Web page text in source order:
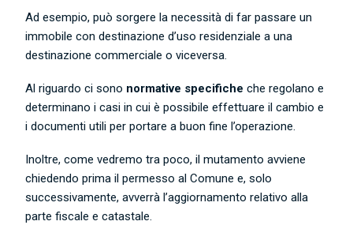
Ad esempio, può sorgere la necessità di far passare un
immobile con destinazione d’uso residenziale a una
destinazione commerciale o viceversa.
Al riguardo ci sono normative specifiche che regolano e
determinano i casi in cui è possibile effettuare il cambio e
i documenti utili per portare a buon fine l’operazione.
Inoltre, come vedremo tra poco, il mutamento avviene
chiedendo prima il permesso al Comune e, solo
successivamente, avverrà l’aggiornamento relativo alla
parte fiscale e catastale.